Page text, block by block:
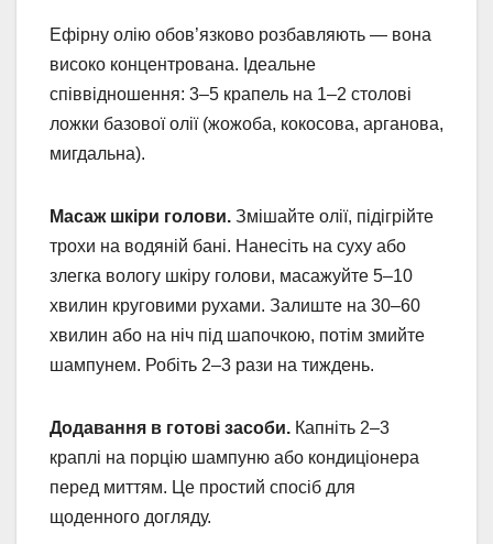
Ефірну олію обов’язково розбавляють — вона
високо концентрована. Ідеальне
співвідношення: 3–5 крапель на 1–2 столові
ложки базової олії (жожоба, кокосова, арганова,
мигдальна).
Масаж шкіри голови. Змішайте олії, підігрійте
трохи на водяній бані. Нанесіть на суху або
злегка вологу шкіру голови, масажуйте 5–10
хвилин круговими рухами. Залиште на 30–60
хвилин або на ніч під шапочкою, потім змийте
шампунем. Робіть 2–3 рази на тиждень.
Додавання в готові засоби. Капніть 2–3
краплі на порцію шампуню або кондиціонера
перед миттям. Це простий спосіб для
щоденного догляду.